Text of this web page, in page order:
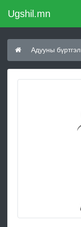
Ugshil.mn
Адууны бүртгэл